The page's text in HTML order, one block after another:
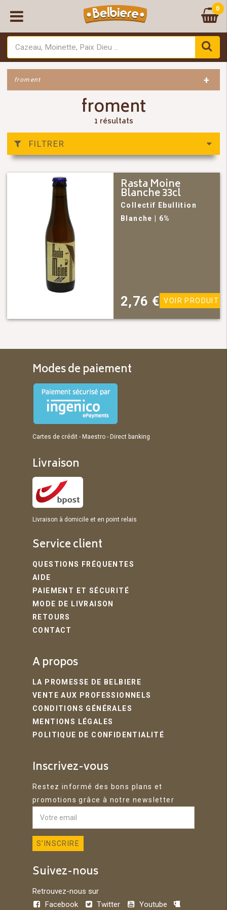
0
froment +
froment
1 résultats
FILTRER
Rasta Moine
Blanche 33cl
Collectif Ebullition
Blanche
| 6%
2,76 € VOIR PRODUIT
Modes de paiement
Cartes de crédit - Maestro - Direct banking
Livraison
Livraison à domicile et en point relais
Service client
QUESTIONS FRÉQUENTES
AIDE
PAIEMENT ET SÉCURITÉ
MODE DE LIVRAISON
RETOURS
CONTACT
A propos
LA PROMESSE DE BELBIERE
VENTE AUX PROFESSIONNELS
CONDITIONS GÉNÉRALES
MENTIONS LÉGALES
POLITIQUE DE CONFIDENTIALITÉ
Inscrivez-vous
Restez informé des bons plans et
promotions grâce à notre newsletter
Suivez-nous
Retrouvez-nous sur
Facebook
Twitter Youtube